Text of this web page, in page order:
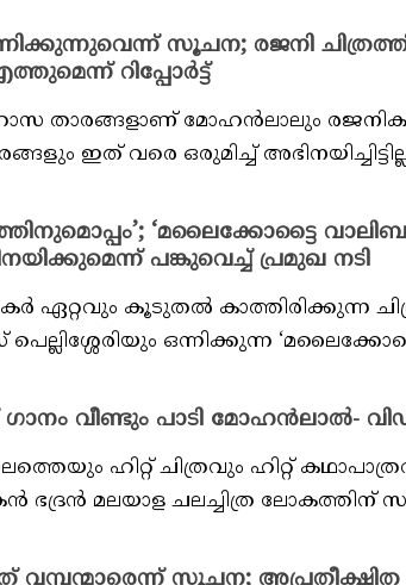
സൂചന; രജനി
റിപ്പോർട്ട്
താരങ്ങളാണ് മോഹൻലാലും
ഇത് വരെ ഒരുമിച്ച്
‘മലൈക്കോട്ടൈ
പങ്കുവെച്ച് പ്രമുഖ നടി
ഏറ്റവും കൂടുതൽ കാത്തിരിക്കുന്ന
ഒന്നിക്കുന്ന
ഗാനം വീണ്ടും പാടി മോഹൻലാൽ-
ഹിറ്റ് ചിത്രവും ഹിറ്റ്
മലയാള ചലച്ചിത്ര ലോകത്തിന്